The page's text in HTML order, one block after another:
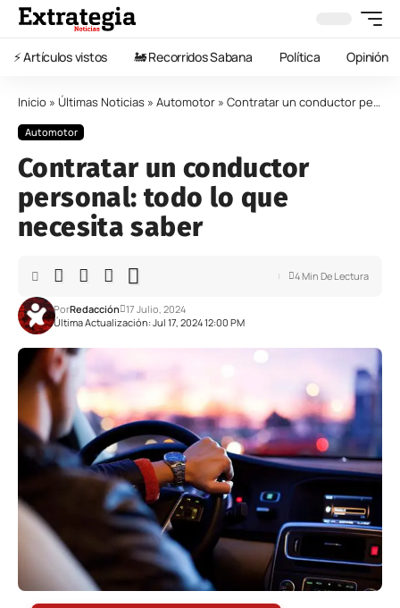
⚡️ Artículos vistos 🚂 Recorridos Sabana Política Opinión
Inicio » Últimas Noticias » Automotor » Contratar un conductor personal: todo lo que necesita saber
Automotor
Contratar un conductor
personal: todo lo que
necesita saber
Última Actualización: Jul 17, 2024 12:00 PM
PorRedacción 17 Julio, 2024
4 Min De Lectura